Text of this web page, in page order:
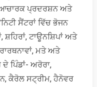
ਪ੍ਰਦਰਸ਼ਨ ਅਤੇ
ਸੈਂਟਰਾਂ ਵਿੱਚ ਭੋਜਨ
ਸ਼ਹਿਰਾਂ, ਟਾਊਨਸ਼ਿਪਾਂ ਅਤੇ
ਮਤੇ ਅਤੇ
ਪਿੰਡਾਂ- ਅਰੋਰਾ,
ਕੈਰੋਲ ਸਟ੍ਰੀਮ, ਹੈਨੋਵਰ